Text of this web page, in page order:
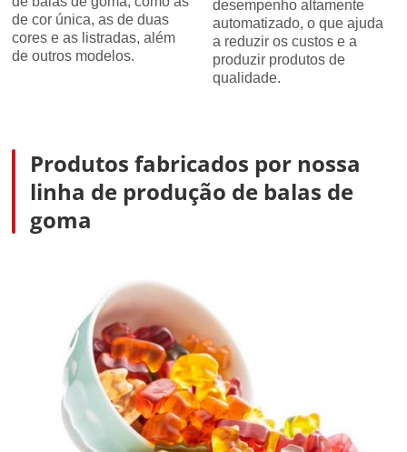
de cor única, as de duas
cores e as listradas, além
de outros modelos.
desempenho altamente
automatizado, o que ajuda
a reduzir os custos e a
produzir produtos de
qualidade.
Produtos fabricados por nossa
linha de produção de balas de
goma